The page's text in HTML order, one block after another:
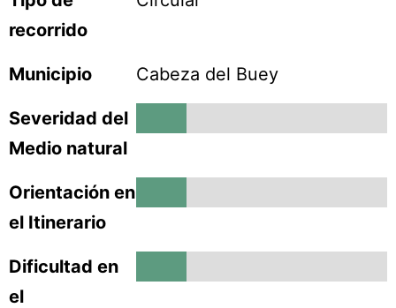
Municipio Cabeza del Buey
recorrido
Severidad del
Medio natural
Orientación en
el Itinerario
Dificultad en
el